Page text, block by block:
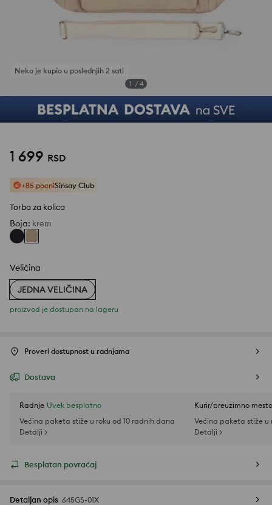
1 / 4
1 699 RSD
+85 poeniSinsay Club
Torba za kolica
Boja: krem
Veličina
JEDNA VELIČINA
proizvod je dostupan na lageru
Proveri dostupnost u radnjama
Dostava
Radnje Uvek besplatno
Većina paketa stiže u roku od 10 radnih dana
Detalji >
Kurir/preuzimno mesto
Većina paketa stiže u
Detalji >
Besplatan povraćaj
Detaljan opis 645GS-01X